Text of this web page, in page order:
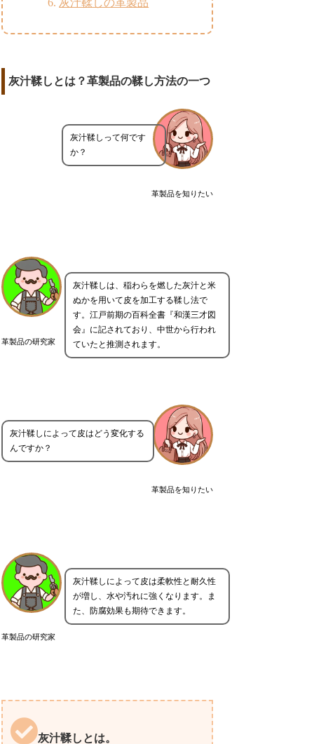
灰汁鞣しの革製品
灰汁鞣しとは？革製品の鞣し方法の一つ
革製品を知りたい
灰汁鞣しって何です
か？
革製品の研究家
灰汁鞣しは、稲わらを燃した灰汁と米
ぬかを用いて皮を加工する鞣し法で
す。江戸前期の百科全書『和漢三才図
会』に記されており、中世から行われ
ていたと推測されます。
革製品を知りたい
灰汁鞣しによって皮はどう変化する
んですか？
革製品の研究家
灰汁鞣しによって皮は柔軟性と耐久性
が増し、水や汚れに強くなります。ま
た、防腐効果も期待できます。
灰汁鞣しとは。